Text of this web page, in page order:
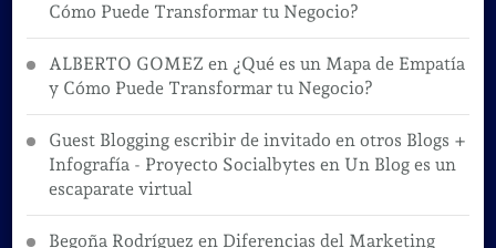
Cómo Puede Transformar tu Negocio?
ALBERTO GOMEZ en ¿Qué es un Mapa de Empatía
y Cómo Puede Transformar tu Negocio?
Guest Blogging escribir de invitado en otros Blogs +
Infografía - Proyecto Socialbytes en Un Blog es un
escaparate virtual
Begoña Rodríguez en Diferencias del Marketing